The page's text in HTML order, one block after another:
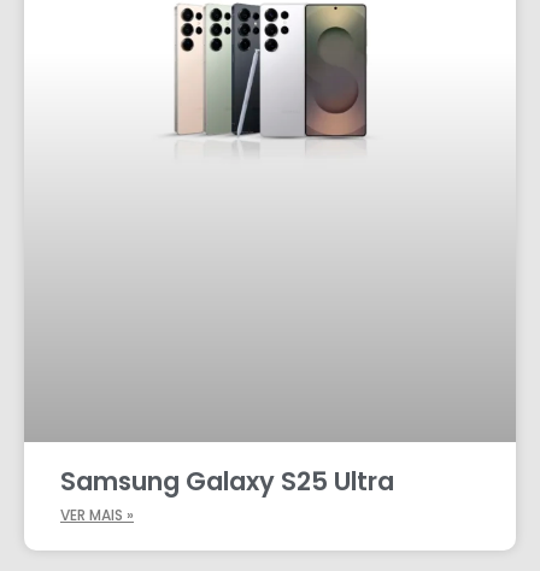
Samsung Galaxy S25 Ultra
VER MAIS »